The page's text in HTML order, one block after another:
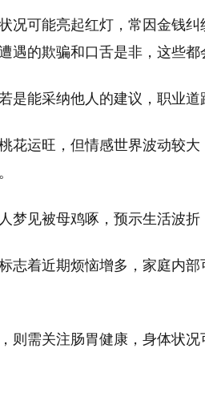
况可能亮起红灯，常因金钱
遇的欺骗和口舌是非，这些都
是能采纳他人的建议，职业道
花运旺，但情感世界波动较
梦见被母鸡啄，预示生活波折
志着近期烦恼增多，家庭内
则需关注肠胃健康，身体状